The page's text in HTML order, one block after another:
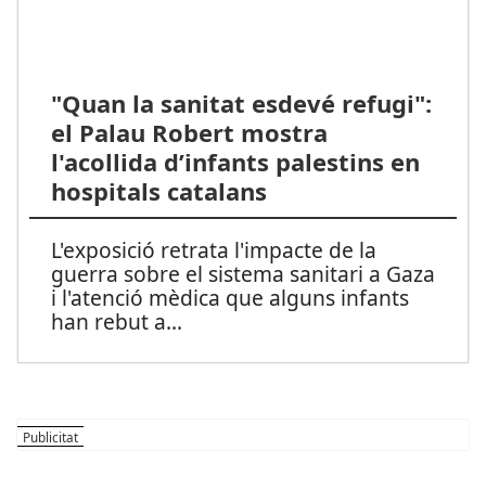
"Quan la sanitat esdevé refugi":
el Palau Robert mostra
l'acollida d’infants palestins en
hospitals catalans
L'exposició retrata l'impacte de la
guerra sobre el sistema sanitari a Gaza
i l'atenció mèdica que alguns infants
han rebut a...